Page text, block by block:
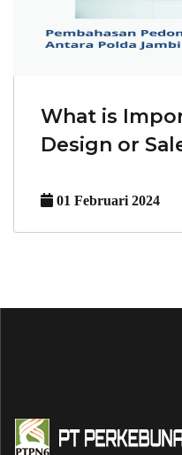
What is
Design or
01 Februari 2024